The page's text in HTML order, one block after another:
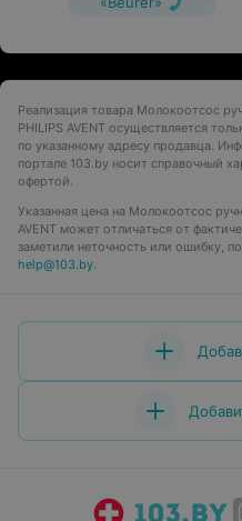
Реализация товара Молокоотсос
PHILIPS AVENT осуществляется
по указанному адресу продавца.
портале 103.by носит справочный
офертой.
Указанная цена на Молокоотсос
AVENT может отличаться от
заметили неточность или ошибку,
help@103.by.